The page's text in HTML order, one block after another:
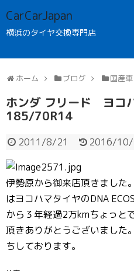
CarCarJapan
横浜のタイヤ交換専門店
ホーム ブログ 国産車
ホンダ フリード ヨコ
185/70R14
2011/8/21 2016/
伊勢原から御来店頂きまし
はヨコハマタイヤのDNA
から３年経過2万kmちょっと
頂きありがとうございました
ちしております。